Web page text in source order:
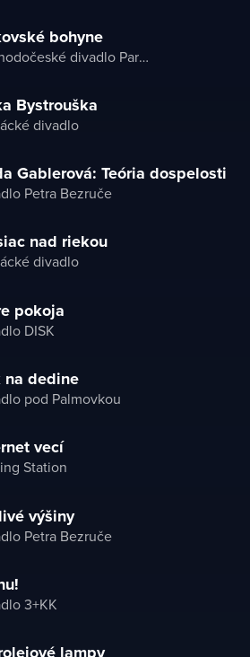
bohyne
Východočeské divadlo Pardubice
Bystrouška
divadlo
Gablerová: Teória dospelosti
Petra Bezruče
nad riekou
divadlo
pokoja
DISK
na dedine
pod Palmovkou
vecí
Station
výšiny
Petra Bezruče
3+KK